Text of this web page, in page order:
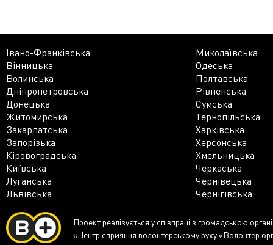
Івано-Франківська
Миколаївська
Вінницька
Одеська
Волинська
Полтавська
Дніпропетровська
Рівненська
Донецька
Сумська
Житомирська
Тернопільська
Закарпатська
Харківська
Запорізька
Херсонська
Кіровоградська
Хмельницька
Київська
Черкаська
Луганська
Чернівецька
Львівська
Чернігівська
Проект реалізується у співпраці з громадською
«Центр сприяння волонтерському руху